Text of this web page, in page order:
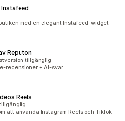
Instafeed
med en elegant Instafeed-widget
Reputon
tillgänglig
recensioner + AI-svar
Reels
att använda Instagram Reels och TikTok